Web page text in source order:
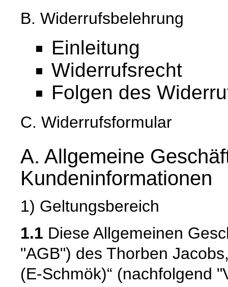
B. Widerrufsbelehrung
Einleitung
Widerrufsrecht
Folgen des
C. Widerrufsformular
A. Allgemeine
Kundeninformationen
1) Geltungsbereich
1.1 Diese Allgemeinen
"AGB") des Thorben
(E-Schmök)“ (nachfolgend